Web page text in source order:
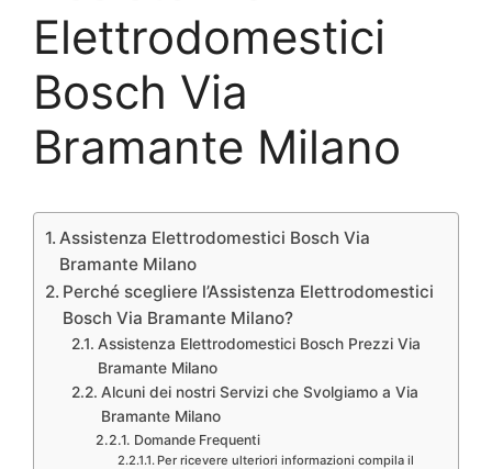
Elettrodomestici
Bosch Via
Bramante Milano
Assistenza Elettrodomestici Bosch Via
Bramante Milano
Perché scegliere l’Assistenza Elettrodomestici
Bosch Via Bramante Milano?
Assistenza Elettrodomestici Bosch Prezzi Via
Bramante Milano
Alcuni dei nostri Servizi che Svolgiamo a Via
Bramante Milano
Domande Frequenti
Per ricevere ulteriori informazioni compila il